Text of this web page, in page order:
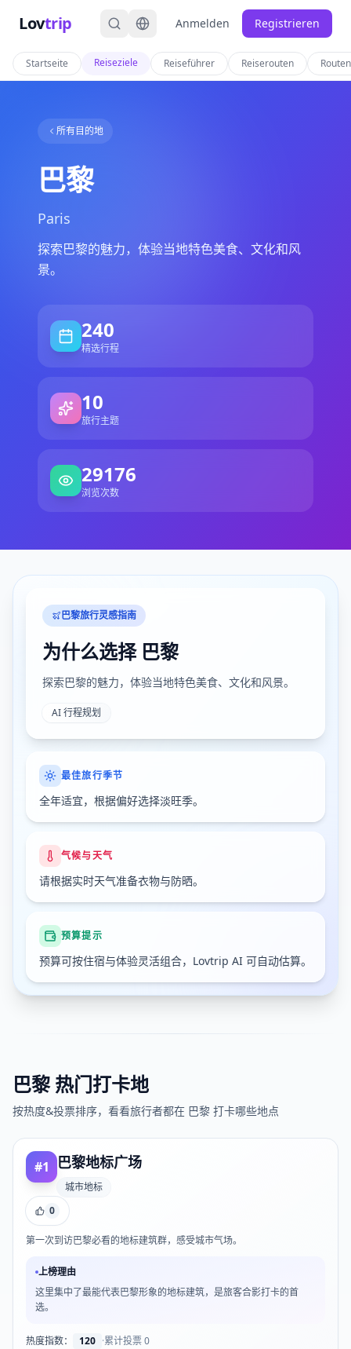
Lovtrip Anmelden Registrieren
Startseite Reiseziele Reiseführer Reiserouten
所有目的地
巴黎
Paris
探索巴黎的魅力，体验当地特色美食、文化和风
景。
240
精选行程
10
旅行主题
29176
浏览次数
巴黎旅行灵感指南
为什么选择 巴黎
探索巴黎的魅力，体验当地特色美食、文化和风景。
AI 行程规划
最佳旅行季节
全年适宜，根据偏好选择淡旺季。
气候与天气
请根据实时天气准备衣物与防晒。
预算提示
预算可按住宿与体验灵活组合，Lovtrip AI 可自动估算。
巴黎热门打卡地
按热度&投票排序，看看旅行者都在 巴黎 打卡哪些地点
#1 巴黎地标广场
城市地标
0
第一次到访巴黎必看的地标建筑群，感受城市气场。
上榜理由
这里集中了最能代表巴黎形象的地标建筑，是旅客合影打卡的首
选。
热度指数： 120 ·累计投票0